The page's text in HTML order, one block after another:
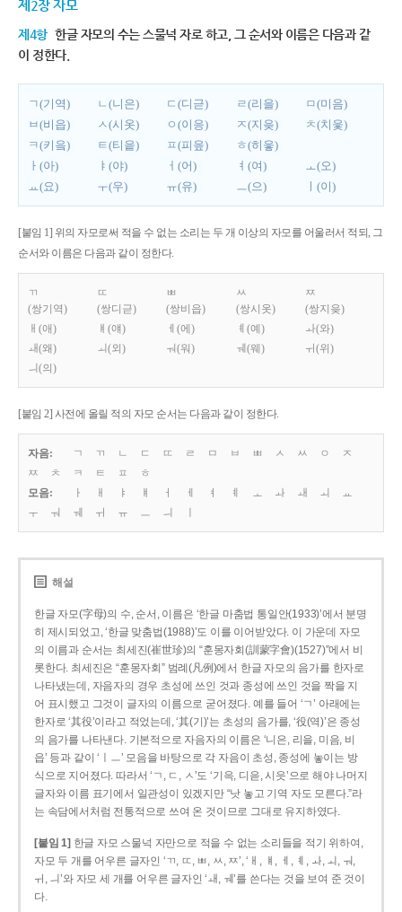
제2장 자모
제4항 한글 자모의 수는 스물넉 자로 하고, 그 순서와 이름은 다음과 같
이 정한다.
ㄱ(기역) ㄴ(니은) ㄷ(디귿) ㄹ(리을)
ㅁ(미음)
ㅂ(비읍)
ㅅ(시옷) ㅇ(이응) ㅈ(지읒)
ㅊ(치읓)
ㅋ(키읔)
ㅌ(티읕) ㅍ(피읖)
ㅎ(히읗)
ㅏ(아)
ㅑ(야) ㅓ(어) ㅕ(여)
ㅗ(오)
ㅛ(요)
ㅜ(우) ㅠ(유) ㅡ(으) ㅣ(이)
[붙임 1] 위의 자모로써 적을 수 없는 소리는 두 개 이상의 자모를 어울러서 적되, 그
순서와 이름은 다음과 같이 정한다.
ㄲ
(쌍기역)
ㄸ
(쌍디귿)
ㅃ
(쌍비읍)
ㅆ
(쌍시옷)
ㅉ
(쌍지읒)
ㅐ(애)
ㅒ(얘) ㅔ(에) ㅖ(예)
ㅘ(와)
ㅙ(왜)
ㅚ(외) ㅝ(워) ㅞ(웨)
ㅟ(위)
ㅢ(의)
[붙임 2] 사전에 올릴 적의 자모 순서는 다음과 같이 정한다.
자음: ㄱ ㄲ ㄴ ㄷ ㄸ ㄹ ㅁ ㅂ ㅃ ㅅ ㅆ ㅇ
ㅈ
ㅉ
ㅊ ㅋ ㅌ ㅍ
ㅎ
모음:
ㅏ ㅐ ㅑ ㅒ ㅓ ㅔ ㅕ ㅖ ㅗ ㅘ ㅙ ㅚ
ㅛ
ㅜ
ㅝ ㅞ ㅟ ㅠ ㅡ ㅢ
해설
한글 자모(字母)의 수, 순서, 이름은 ‘한글 마춤법 통일안(1933)’에서 분명
히 제시되었고, ‘한글 맞춤법(1988)’도 이를 이어받았다. 이 가운데 자모
의 이름과 순서는 최세진(崔世珍)의 “훈몽자회(訓蒙字會)(1527)”에서 비
롯한다. 최세진은 “훈몽자회” 범례(凡例)에서 한글 자모의 음가를 한자로
나타냈는데, 자음자의 경우 초성에 쓰인 것과 종성에 쓰인 것을 짝을 지
어 표시했고 그것이 글자의 이름으로 굳어졌다. 예를 들어 ‘ㄱ’ 아래에는
한자로 ‘其役’이라고 적었는데, ‘其(기)’는 초성의 음가를, ‘役(역)’은 종성
의 음가를 나타낸다. 기본적으로 자음자의 이름은 ‘니은, 리을, 미음, 비
읍’ 등과 같이 ‘ㅣㅡ’ 모음을 바탕으로 각 자음이 초성, 종성에 놓이는 방
식으로 지어졌다. 따라서 ‘ㄱ, ㄷ, ㅅ’도 ‘기윽, 디읃, 시읏’으로 해야 나머지
글자와 이름 표기에서 일관성이 있겠지만 “낫 놓고 기역 자도 모른다.”라
는 속담에서처럼 전통적으로 쓰여 온 것이므로 그대로 유지하였다.
[붙임 1] 한글 자모 스물넉 자만으로 적을 수 없는 소리들을 적기 위하여,
자모 두 개를 어우른 글자인 ‘ㄲ, ㄸ, ㅃ, ㅆ, ㅉ’, ‘ㅐ, ㅒ, ㅔ, ㅖ, ㅘ, ㅚ, ㅝ,
ㅟ, ㅢ’와 자모 세 개를 어우른 글자인 ‘ㅙ, ㅞ’를 쓴다는 것을 보여 준 것이
다.